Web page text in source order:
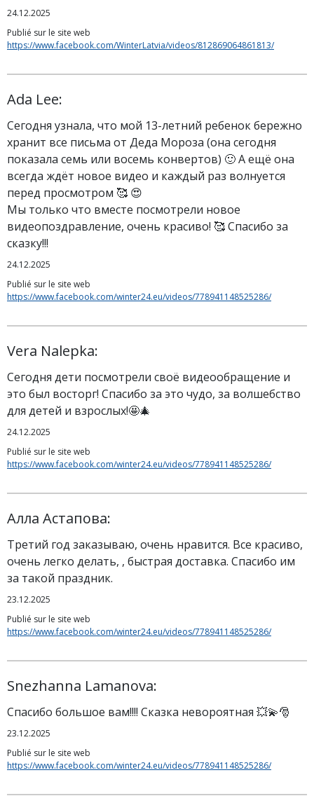
24.12.2025
Publié sur le site web
https://www.facebook.com/WinterLatvia/videos/812869064861813/
Ada Lee:
Сегодня узнала, что мой 13-летний ребенок бережно
хранит все письма от Деда Мороза (она сегодня
показала семь или восемь конвертов) 🙂 А ещё она
всегда ждёт новое видео и каждый раз волнуется
перед просмотром 🥰 😍
Мы только что вместе посмотрели новое
видеопоздравление, очень красиво! 🥰 Спасибо за
сказку!!!
24.12.2025
Publié sur le site web
https://www.facebook.com/winter24.eu/videos/778941148525286/
Vera Nalepka:
Сегодня дети посмотрели своё видеообращение и
это был восторг! Спасибо за это чудо, за волшебство
для детей и взрослых!🤩🎄
24.12.2025
Publié sur le site web
https://www.facebook.com/winter24.eu/videos/778941148525286/
Алла Астапова:
Третий год заказываю, очень нравится. Все красиво,
очень легко делать, , быстрая доставка. Спасибо им
за такой праздник.
23.12.2025
Publié sur le site web
https://www.facebook.com/winter24.eu/videos/778941148525286/
Snezhanna Lamanova:
Спасибо большое вам!!!! Сказка невороятная 💥💫🎅
23.12.2025
Publié sur le site web
https://www.facebook.com/winter24.eu/videos/778941148525286/